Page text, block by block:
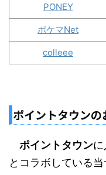
PONEY
ポケマNet
colleee
ポイントタウン
ポイントタウンに
とコラボしている